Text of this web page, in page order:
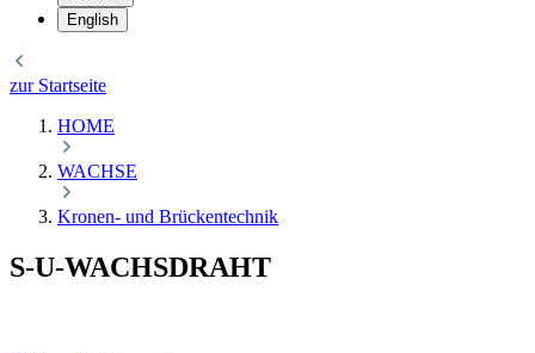
English
zur Startseite
HOME
WACHSE
Kronen- und Brückentechnik
S-U-WACHSDRAHT